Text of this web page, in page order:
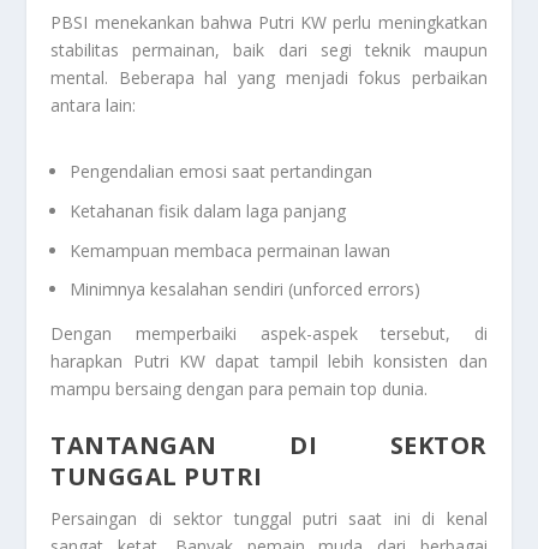
PBSI menekankan bahwa Putri KW perlu meningkatkan
stabilitas permainan, baik dari segi teknik maupun
mental. Beberapa hal yang menjadi fokus perbaikan
antara lain:
Pengendalian emosi saat pertandingan
Ketahanan fisik dalam laga panjang
Kemampuan membaca permainan lawan
Minimnya kesalahan sendiri (unforced errors)
Dengan memperbaiki aspek-aspek tersebut, di
harapkan Putri KW dapat tampil lebih konsisten dan
mampu bersaing dengan para pemain top dunia.
TANTANGAN DI SEKTOR
TUNGGAL PUTRI
Persaingan di sektor tunggal putri saat ini di kenal